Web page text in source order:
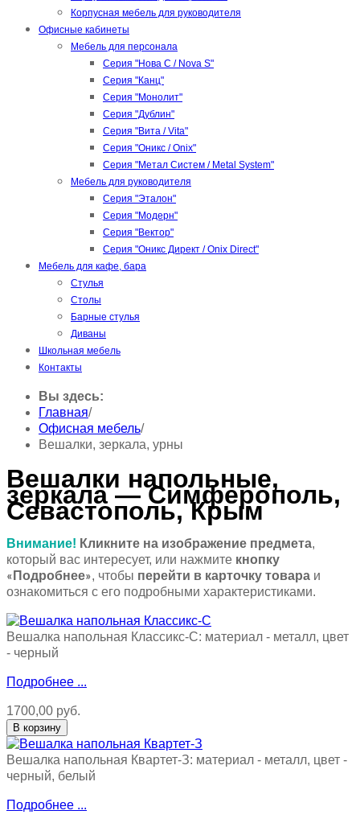
Корпусная мебель для руководителя
Офисные кабинеты
Мебель для персонала
Серия "Нова С / Nova S"
Серия "Канц"
Серия "Монолит"
Серия "Дублин"
Серия "Вита / Vita"
Серия "Оникс / Onix"
Серия "Метал Систем / Metal System"
Мебель для руководителя
Серия "Эталон"
Серия "Модерн"
Серия "Вектор"
Серия "Оникс Директ / Onix Direct"
Мебель для кафе, бара
Стулья
Столы
Барные стулья
Диваны
Школьная мебель
Контакты
Вы здесь:
Главная/
Офисная мебель/
Вешалки, зеркала, урны
Вешалки напольные,
зеркала—Симферополь,
Севастополь, Крым
Внимание! Кликните на изображение предмета,
который вас интересует, или нажмите кнопку
« Подробнее», чтобы перейти в карточку товара и
ознакомиться с его подробными характеристиками.
Вешалка напольная Классикс-С: материал - металл, цвет
- черный
Подробнее ...
1700,00 руб.
Вешалка напольная Квартет-З: материал - металл, цвет -
черный, белый
Подробнее ...